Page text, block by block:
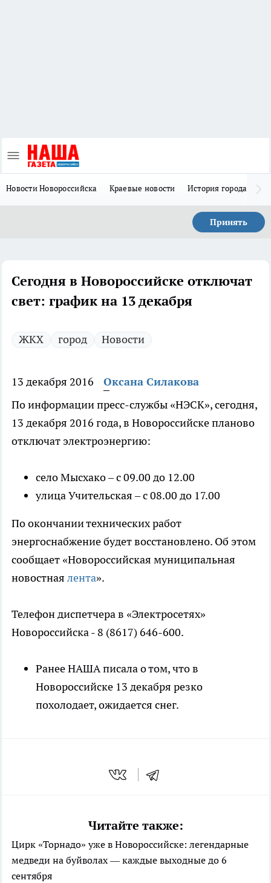
Новости Новороссийска Краевые новости История города Н
Принять
Сегодня в Новороссийске отключат
свет: график на 13 декабря
ЖКХ город Новости
13 декабря 2016
Оксана Силакова
По информации пресс-службы «НЭСК», сегодня,
13 декабря 2016 года, в Новороссийске планово
отключат электроэнергию:
село Мысхако – с 09.00 до 12.00
улица Учительская – с 08.00 до 17.00
По окончании технических работ
энергоснабжение будет восстановлено. Об этом
сообщает «Новороссийская муниципальная
новостная лента».
Телефон диспетчера в «Электросетях»
Новороссийска - 8 (8617) 646-600.
Ранее НАША писала о том, что в
Новороссийске 13 декабря резко
похолодает, ожидается снег.
Читайте также:
Цирк «Торнадо» уже в Новороссийске: легендарные
медведи на буйволах — каждые выходные до 6
сентября